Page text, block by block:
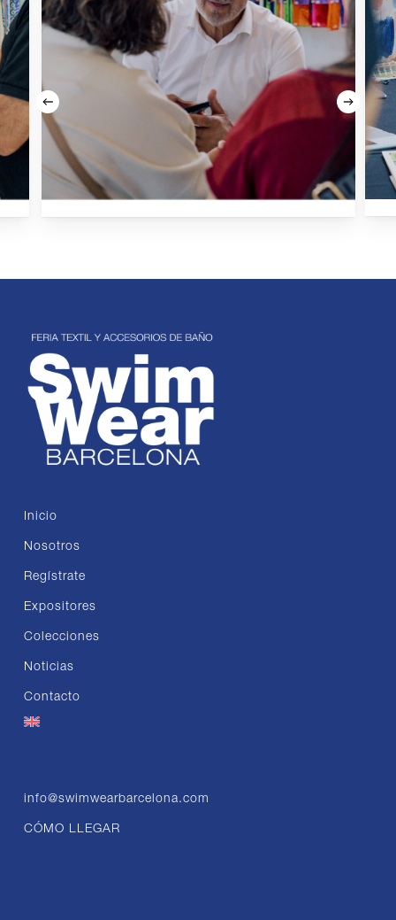
Inicio
Nosotros
Regístrate
Expositores
Colecciones
Noticias
Contacto
info@swimwearbarcelona.com
CÓMO LLEGAR